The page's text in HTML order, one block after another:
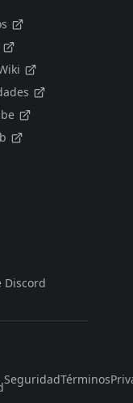
Discord
SeguridadTérminos